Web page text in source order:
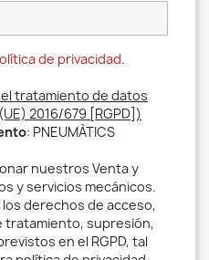
de privacidad.
tratamiento de datos
2016/679 [RGPD])
: PNEUMÀTICS
nuestros Venta y
y servicios mecánicos.
derechos de acceso,
tratamiento, supresión,
en el RGPD, tal